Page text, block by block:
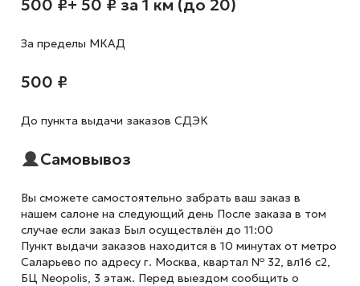
500 ₽+ 50 ₽ за 1 км (до 20)
За пределы МКАД
500 ₽
До пункта выдачи заказов СДЭК
Самовывоз
Вы сможете самостоятельно забрать ваш заказ в
нашем салоне на следующий день После заказа в том
случае если заказ Был осуществлён до 11:00
Пункт выдачи заказов находится в 10 минутах от метро
Саларьево по адресу г. Москва, квартал № 32, вл16 с2,
БЦ Neopolis, 3 этаж. Перед выездом сообщить о